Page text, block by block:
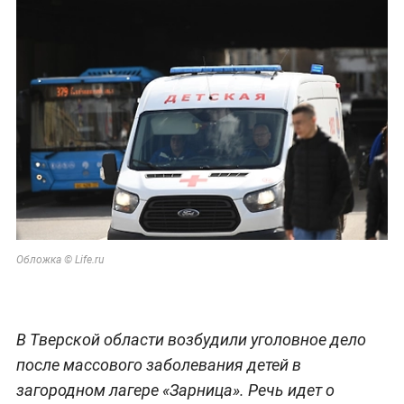
Обложка © Life.ru
В Тверской области возбудили уголовное дело
после массового заболевания детей в
загородном лагере «Зарница». Речь идет о